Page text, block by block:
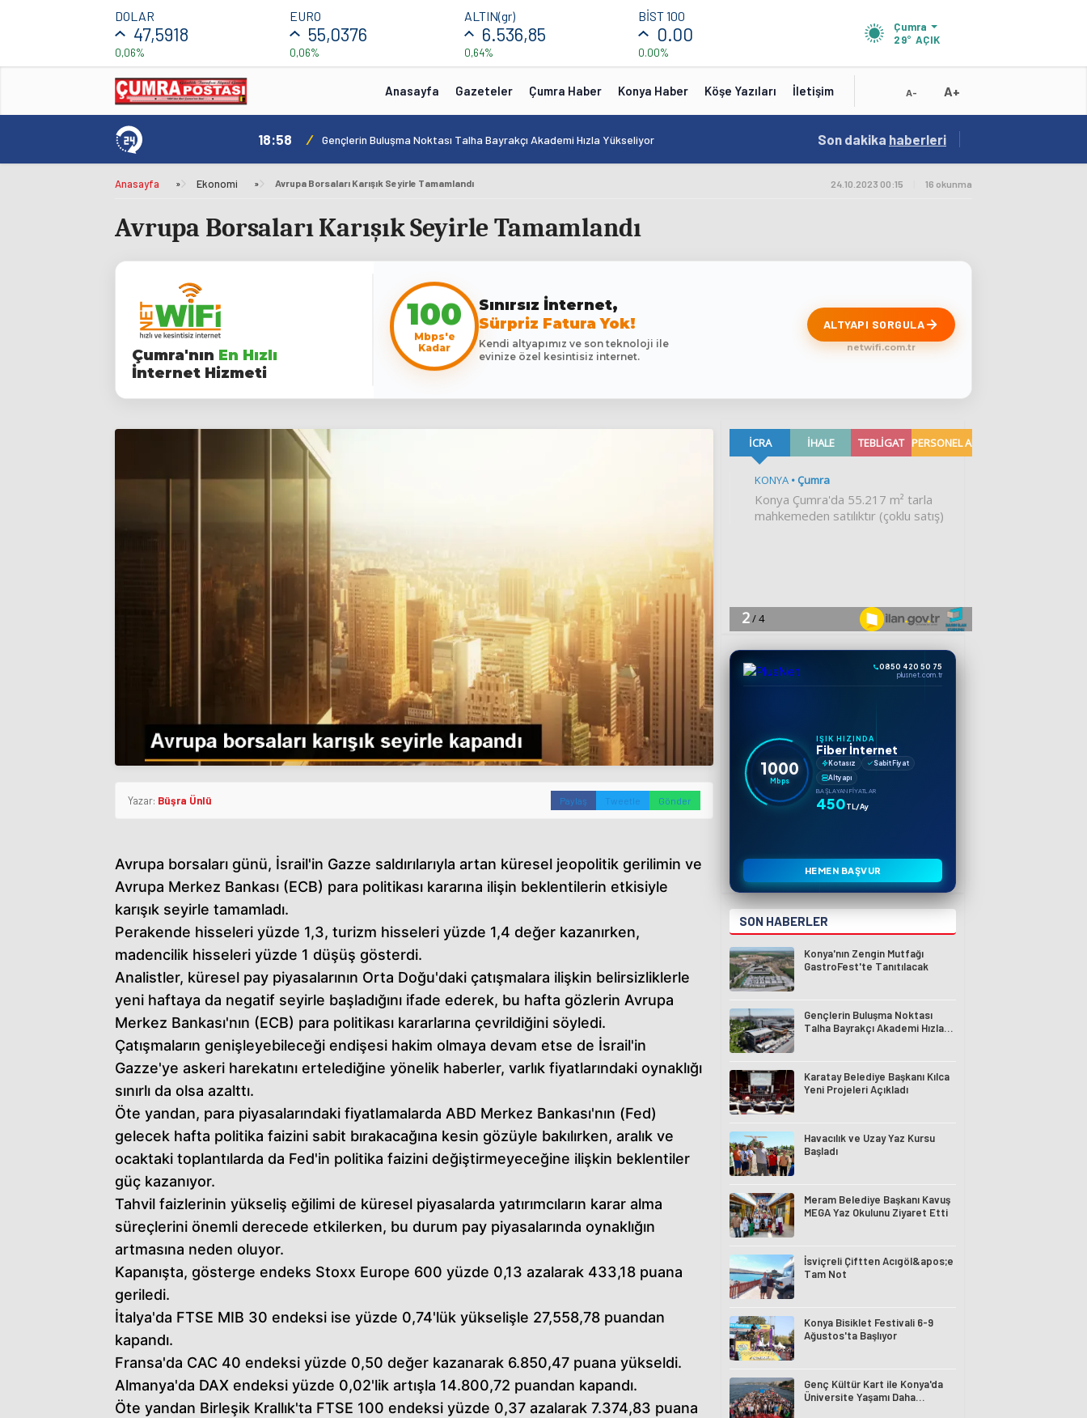
DOLAR
47,5918
0,06%
EURO
55,0376
0,06%
ALTIN(gr)
6.536,85
0,64%
BİST 100
0.00
0.00%
Çumra
29° AÇIK
Anasayfa Gazeteler Çumra Haber Konya Haber Köşe Yazıları İletişim A- A+
18:58 / Gençlerin Buluşma Noktası Talha Bayrakçı Akademi Hızla Yükseliyor 18:56 / Karatay Belediye Başkanı Kılca Yeni Projeleri
Son dakika haberleri
Anasayfa » Ekonomi » Avrupa Borsaları Karışık Seyirle Tamamlandı 24.10.2023 00:15 16 okunma
Avrupa Borsaları Karışık Seyirle Tamamlandı
Çumra'nın En Hızlı
İnternet Hizmeti
100
Mbps'e
Kadar
Sınırsız İnternet,
Sürpriz Fatura Yok!
Kendi altyapımız ve son teknoloji ile
evinize özel kesintisiz internet.
ALTYAPI SORGULA
netwifi.com.tr
Yazar: Büşra Ünlü Paylaş Tweetle Gönder
Avrupa borsaları günü, İsrail'in Gazze saldırılarıyla artan küresel jeopolitik gerilimin ve
Avrupa Merkez Bankası (ECB) para politikası kararına ilişin beklentilerin etkisiyle
karışık seyirle tamamladı.
Perakende hisseleri yüzde 1,3, turizm hisseleri yüzde 1,4 değer kazanırken,
madencilik hisseleri yüzde 1 düşüş gösterdi.
Analistler, küresel pay piyasalarının Orta Doğu'daki çatışmalara ilişkin belirsizliklerle
yeni haftaya da negatif seyirle başladığını ifade ederek, bu hafta gözlerin Avrupa
Merkez Bankası'nın (ECB) para politikası kararlarına çevrildiğini söyledi.
Çatışmaların genişleyebileceği endişesi hakim olmaya devam etse de İsrail'in
Gazze'ye askeri harekatını ertelediğine yönelik haberler, varlık fiyatlarındaki oynaklığı
sınırlı da olsa azalttı.
Öte yandan, para piyasalarındaki fiyatlamalarda ABD Merkez Bankası'nın (Fed)
gelecek hafta politika faizini sabit bırakacağına kesin gözüyle bakılırken, aralık ve
ocaktaki toplantılarda da Fed'in politika faizini değiştirmeyeceğine ilişkin beklentiler
güç kazanıyor.
Tahvil faizlerinin yükseliş eğilimi de küresel piyasalarda yatırımcıların karar alma
süreçlerini önemli derecede etkilerken, bu durum pay piyasalarında oynaklığın
artmasına neden oluyor.
Kapanışta, gösterge endeks Stoxx Europe 600 yüzde 0,13 azalarak 433,18 puana
geriledi.
İtalya'da FTSE MIB 30 endeksi ise yüzde 0,74'lük yükselişle 27,558,78 puandan
kapandı.
Fransa'da CAC 40 endeksi yüzde 0,50 değer kazanarak 6.850,47 puana yükseldi.
Almanya'da DAX endeksi yüzde 0,02'lik artışla 14.800,72 puandan kapandı.
Öte yandan Birleşik Krallık'ta FTSE 100 endeksi yüzde 0,37 azalarak 7.374,83 puana
0850 420 50 75
plusnet.com.tr
1000
Mbps
IŞIK HIZINDA
Fiber İnternet
Kotasız
Sabit Fiyat
Altyapı
BAŞLAYAN FIYATLAR
450TL/Ay
HEMEN BAŞVUR
SON HABERLER
Konya'nın Zengin Mutfağı
GastroFest'te Tanıtılacak
Gençlerin Buluşma Noktası
Talha Bayrakçı Akademi Hızla
Karatay Belediye Başkanı Kılca
Yeni Projeleri Açıkladı
Havacılık ve Uzay Yaz Kursu
Başladı
Meram Belediye Başkanı Kavuş
MEGA Yaz Okulunu Ziyaret Etti
İsviçreli Çiftten Acıgöl&apos;e
Tam Not
Konya Bisiklet Festivali 6-9
Ağustos'ta Başlıyor
Genç Kültür Kart ile Konya'da
Üniversite Yaşamı Daha